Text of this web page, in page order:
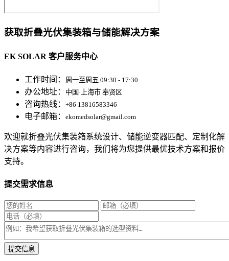
获取折叠光伏集装箱与储能解决方案
EK SOLAR 客户服务中心
工作时间： 周一至周五 09:30 - 17:30
办公地址： 中国·上海市 奉贤区
咨询热线： +86 13816583346
电子邮箱： ekomedsolar@gmail.com
欢迎就折叠光伏集装箱系统设计、储能逆变器匹配、定制化解
决方案等内容进行咨询，我们将为您提供最优技术方案和报价
支持。
提交需求信息